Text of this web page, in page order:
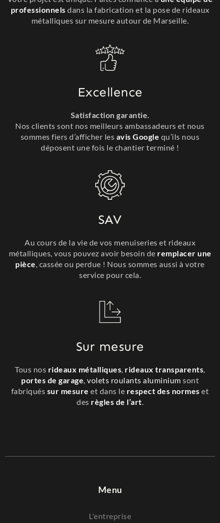
professionnels dans la fabrication et la pose de rideaux
métalliques sur mesure autour de Marseille.
Excellence
Satisfaction garantie.
Nos clients sont nos meilleurs ambassadeurs et nous
sommes fiers d’afficher les avis Google qu’ils nous
déposent une fois le chantier terminé !
SAV
Au cours de la vie de vos menuiseries et rideaux
métalliques, vous pouvez avoir besoin de remplacer une
pièce , cassée ou perdue ! Nous sommes aussi à votre
service pour cela.
Sur mesure
Tous nos rideaux métalliques, rideaux transparents,
portes de garage, volets roulants aluminium sont
fabriqués sur mesure et dans le respect des normes et
des règles de l’art.
Menu
L'entreprise